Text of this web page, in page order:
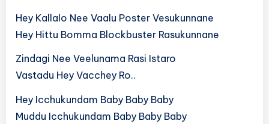
Hey Kallalo Nee Vaalu Poster Vesukunnane
Hey Hittu Bomma Blockbuster Rasukunnane
Zindagi Nee Veelunama Rasi Istaro
Vastadu Hey Vacchey Ro..
Hey Icchukundam Baby Baby Baby
Muddu Icchukundam Baby Baby Baby